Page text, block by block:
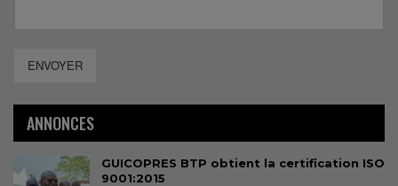
ENVOYER
ANNONCES
GUICOPRES BTP obtient la certification ISO
9001:2015